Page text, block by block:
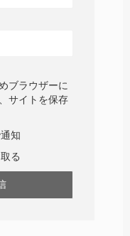
ブラウザーに
サイトを保存
知
る